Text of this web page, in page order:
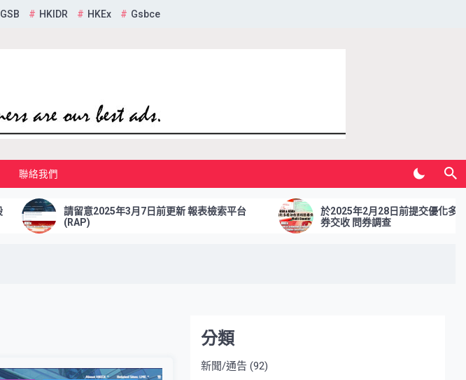
GSB HKIDR HKEx Gsbce
聯絡我們
請留意2025年3月7日前更新 報表檢索平台
(RAP)
於2025年2月28日前提交優化多櫃台合
券交收 問券調查
分類
新聞/通告 (92)